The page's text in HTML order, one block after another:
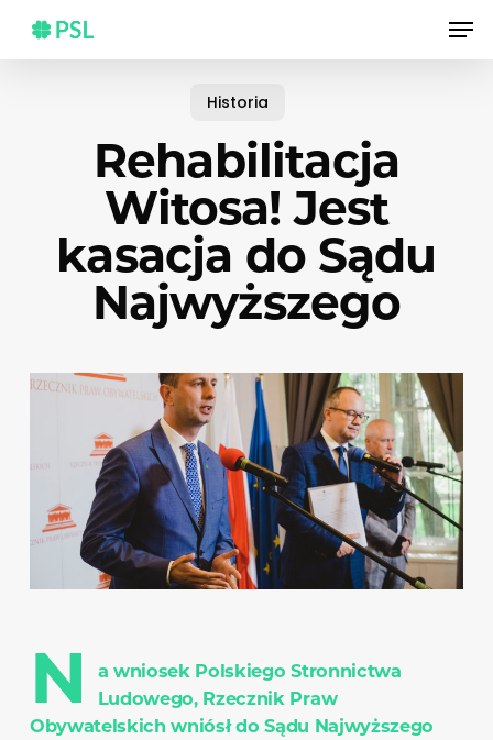
main
Historia
Rehabilitacja
Witosa! Jest
kasacja do Sądu
Najwyższego
N
a wniosek Polskiego Stronnictwa
Ludowego, Rzecznik Praw
Obywatelskich wniósł do Sądu Najwyższego